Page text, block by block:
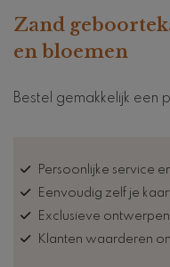
Zand
en bloemen
Bestel gemakkelijk een
Persoonlijke service
Eenvoudig zelf je
Exclusieve
Klanten waarderen